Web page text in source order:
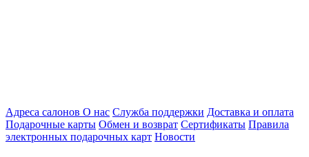
Адреса салонов О нас Служба поддержки Доставка и оплата
Подарочные карты Обмен и возврат Сертификаты Правила
электронных подарочных карт Новости